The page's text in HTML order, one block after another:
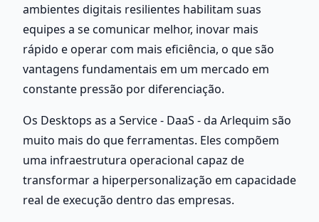
ambientes digitais resilientes habilitam suas
equipes a se comunicar melhor, inovar mais
rápido e operar com mais eficiência, o que são
vantagens fundamentais em um mercado em
constante pressão por diferenciação.
Os Desktops as a Service - DaaS - da Arlequim são
muito mais do que ferramentas. Eles compõem
uma infraestrutura operacional capaz de
transformar a hiperpersonalização em capacidade
real de execução dentro das empresas.